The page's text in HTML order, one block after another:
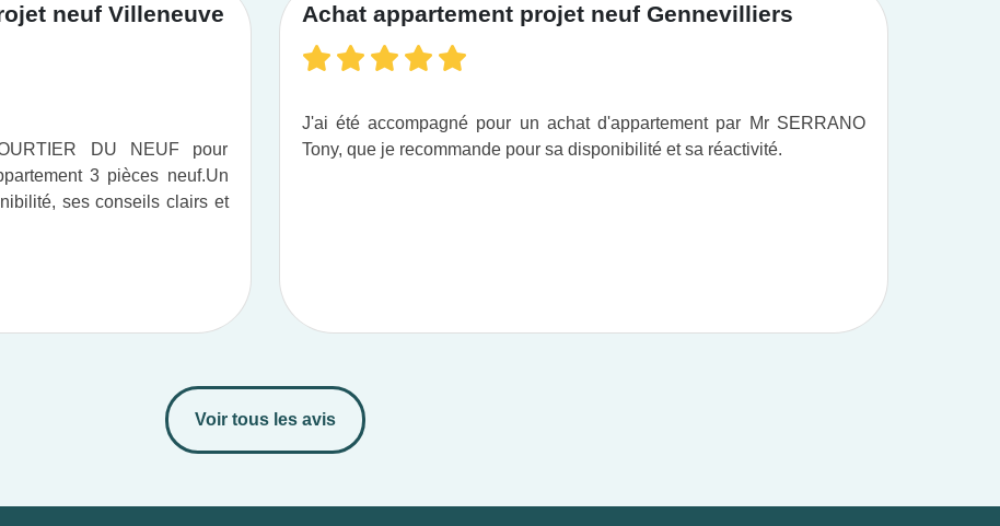
neuf Villeneuve
DU NEUF pour
3 pièces neuf.​ Un
ses conseils clairs et
Achat appartement projet neuf Gennevilliers
J'ai été accompagné pour un achat d'appartement par Mr SERRANO
Tony, que je recommande pour sa disponibilité et sa réactivité.
Voir tous les avis